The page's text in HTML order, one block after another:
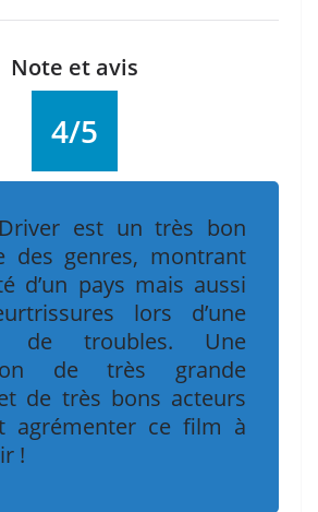
Note et avis
4/5
est un très bon
des genres, montrant
d’un pays mais aussi
lors d’une
de troubles. Une
de très grande
de très bons acteurs
agrémenter ce film à
!